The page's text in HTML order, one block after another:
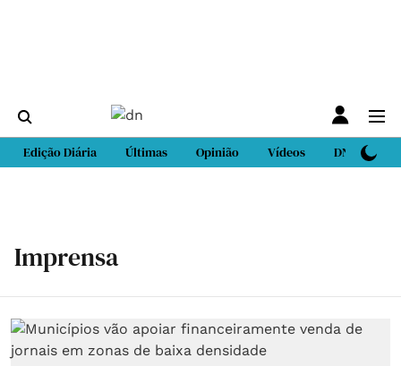
Edição Diária Últimas Opinião Vídeos DN Sport
Imprensa